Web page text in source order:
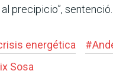
precipicio”, sentenció.
energética #
Sosa